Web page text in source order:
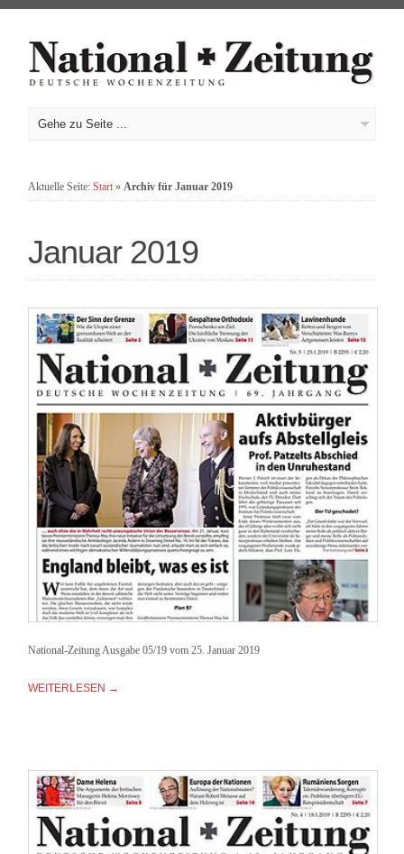
Aktuelle Seite:Start » Archiv für Januar 2019
Januar 2019
National-Zeitung Ausgabe 05/19 vom 25. Januar 2019
WEITERLESEN →